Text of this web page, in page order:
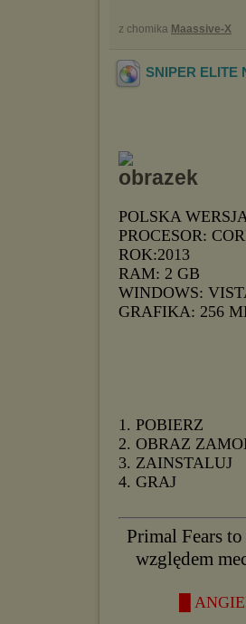
z chomika Maassive-X
SNIPER ELITE
POLSKA
PROCESOR:
ROK:2013
RAM: 2 GB
WINDOWS:
GRAFIKA: 256
1. POBIERZ
2. OBRAZ
3. ZAINSTALUJ
4. GRAJ
Primal Fears
względem
█